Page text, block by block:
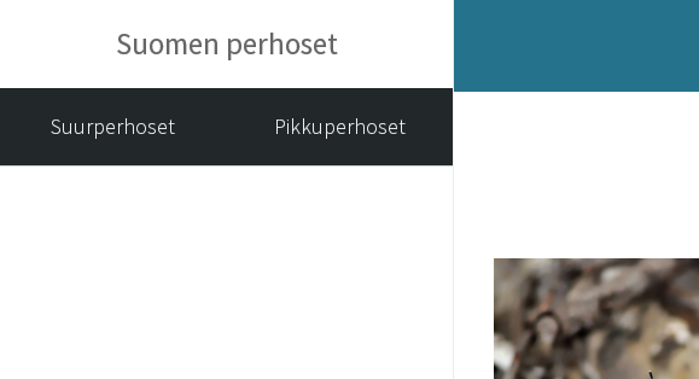
Suomen perhoset
Suurperhoset Pikkuperhoset